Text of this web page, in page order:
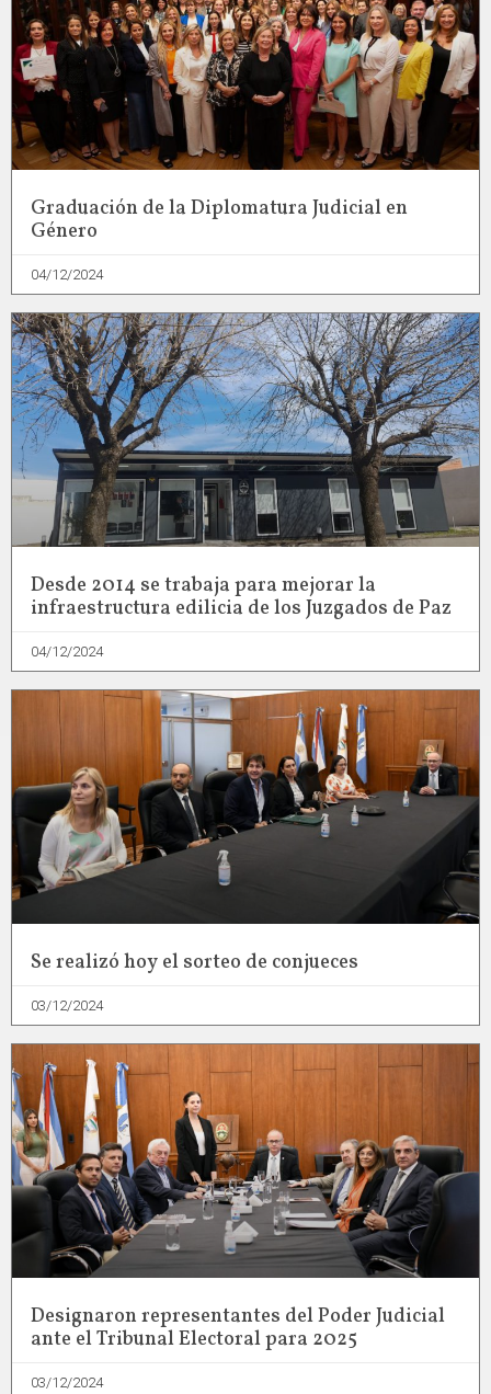
Graduación de la Diplomatura Judicial en
Género
04/12/2024
Desde 2014 se trabaja para mejorar la
infraestructura edilicia de los Juzgados de Paz
04/12/2024
Se realizó hoy el sorteo de conjueces
03/12/2024
Designaron representantes del Poder Judicial
ante el Tribunal Electoral para 2025
03/12/2024